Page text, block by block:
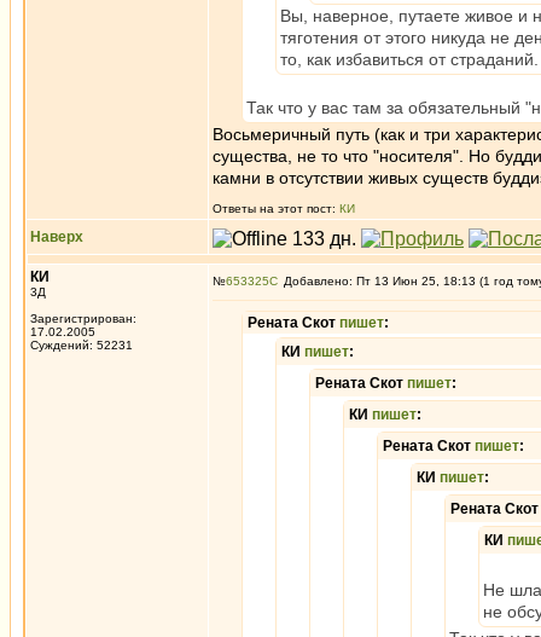
Вы, наверное, путаете живое и
тяготения от этого никуда не
то, как избавиться от
Так что у вас там за обязательный
Восьмеричный путь (как и три
существа, не то что "носителя". Но
камни в отсутствии живых существ
Ответы на этот пост: КИ
Наверх
КИ
3Д
Зарегистрирован:
17.02.2005
Суждений: 52231
№653325 Добавлено: Пт 13 Июн 25, 18:13 (1 год
Рената Скот пишет:
КИ пишет:
Рената Скот пишет:
КИ пишет:
Рената Скот пишет:
КИ пишет:
Рената Скот
КИ
Не
не